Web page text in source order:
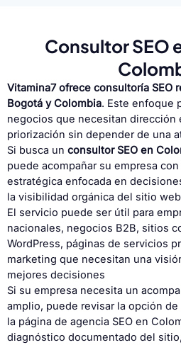
Consultor SEO
Vitamina7 ofrece consultoría SEO
Bogotá y Colombia. Este enfoque
negocios que necesitan dirección
priorización sin depender de una
Si busca un consultor SEO en
puede acompañar su empresa
estratégica enfocada en
la visibilidad orgánica del sitio
El servicio puede ser útil para
nacionales, negocios B2B, sitios
WordPress, páginas de servicios
marketing que necesitan una
mejores decisiones
Si su empresa necesita un
amplio, puede revisar la opción de
la página de agencia SEO en
diagnóstico documentado del